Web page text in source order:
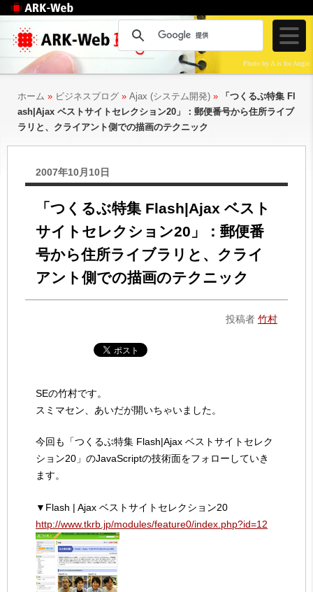
Web制作のアークウェ
ブ
ホーム » ビジネスブログ » Ajax (システム開発) »
「つくるぶ特集 Fl
ash|Ajax ベストサイトセレクション20」：郵便番号から住所ライブ
ラリと、クライアント側での描画のテクニック
2007年10月10日
「つくるぶ特集 Flash|Ajax ベスト
サイトセレクション20」：郵便番
号から住所ライブラリと、クライ
アント側での描画のテクニック
投稿者 竹村
SEの竹村です。
スミマセン、あいだが開いちゃいました。
今回も「つくるぶ特集 Flash|Ajax ベストサイトセレク
ション20」のJavaScriptの技術面をフォローしていき
ます。
▼Flash | Ajax ベストサイトセレクション20
http://www.tkrb.jp/modules/feature0/index.php?id=12
Photo by A is for Angie